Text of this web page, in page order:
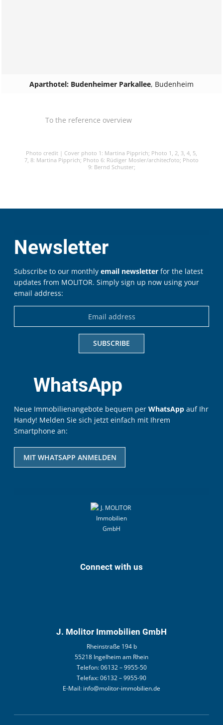
Aparthotel: Budenheimer Parkallee, Budenheim
To the reference overview
Photo credit | Cover photo 1: Martina Pipprich; Photo 1, 2, 3, 4, 5,
7, 8: Martina Pipprich; Photo 6: Rüdiger Mosler/architecfoto; Photo
9: Bernd Schuster;
Newsletter
Subscribe to our monthly email newsletter for the latest
updates from MOLITOR. Simply sign up now using your
email address:
WhatsApp
Neue Immobilienangebote bequem per WhatsApp auf Ihr
Handy! Melden Sie sich jetzt einfach mit Ihrem
Smartphone an:
MIT WHATSAPP ANMELDEN
Connect with us
J. Molitor Immobilien GmbH
Rheinstraße 194 b
55218 Ingelheim am Rhein
Telefon:06132 – 9955-50
Telefax:06132 – 9955-90
E-Mail: info@molitor-immobilien.de